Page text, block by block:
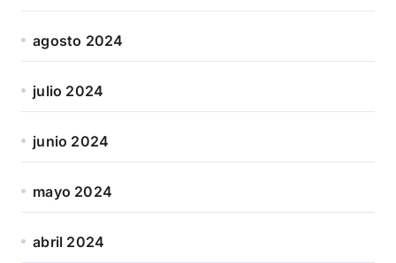
agosto 2024
julio 2024
junio 2024
mayo 2024
abril 2024